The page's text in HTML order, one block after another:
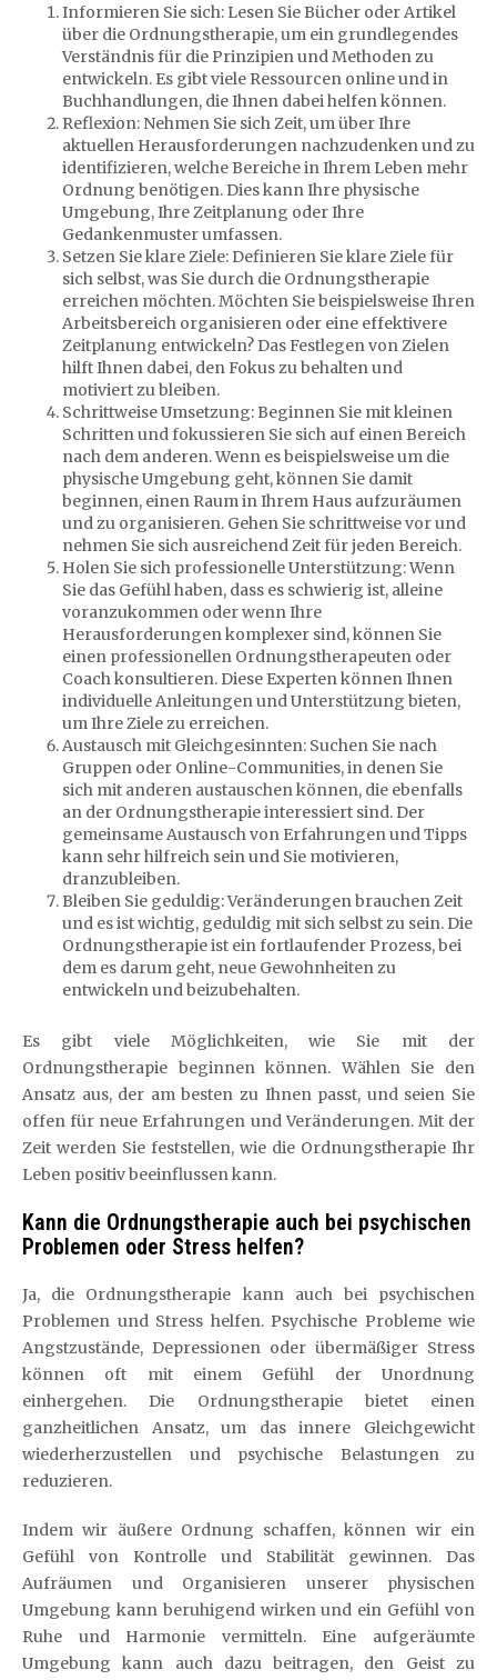
Informieren Sie sich: Lesen Sie Bücher oder Artikel
über die Ordnungstherapie, um ein grundlegendes
Verständnis für die Prinzipien und Methoden zu
entwickeln. Es gibt viele Ressourcen online und in
Buchhandlungen, die Ihnen dabei helfen können.
Reflexion: Nehmen Sie sich Zeit, um über Ihre
aktuellen Herausforderungen nachzudenken und zu
identifizieren, welche Bereiche in Ihrem Leben mehr
Ordnung benötigen. Dies kann Ihre physische
Umgebung, Ihre Zeitplanung oder Ihre
Gedankenmuster umfassen.
Setzen Sie klare Ziele: Definieren Sie klare Ziele für
sich selbst, was Sie durch die Ordnungstherapie
erreichen möchten. Möchten Sie beispielsweise Ihren
Arbeitsbereich organisieren oder eine effektivere
Zeitplanung entwickeln? Das Festlegen von Zielen
hilft Ihnen dabei, den Fokus zu behalten und
motiviert zu bleiben.
Schrittweise Umsetzung: Beginnen Sie mit kleinen
Schritten und fokussieren Sie sich auf einen Bereich
nach dem anderen. Wenn es beispielsweise um die
physische Umgebung geht, können Sie damit
beginnen, einen Raum in Ihrem Haus aufzuräumen
und zu organisieren. Gehen Sie schrittweise vor und
nehmen Sie sich ausreichend Zeit für jeden Bereich.
Holen Sie sich professionelle Unterstützung: Wenn
Sie das Gefühl haben, dass es schwierig ist, alleine
voranzukommen oder wenn Ihre
Herausforderungen komplexer sind, können Sie
einen professionellen Ordnungstherapeuten oder
Coach konsultieren. Diese Experten können Ihnen
individuelle Anleitungen und Unterstützung bieten,
um Ihre Ziele zu erreichen.
Austausch mit Gleichgesinnten: Suchen Sie nach
Gruppen oder Online-Communities, in denen Sie
sich mit anderen austauschen können, die ebenfalls
an der Ordnungstherapie interessiert sind. Der
gemeinsame Austausch von Erfahrungen und Tipps
kann sehr hilfreich sein und Sie motivieren,
dranzubleiben.
Bleiben Sie geduldig: Veränderungen brauchen Zeit
und es ist wichtig, geduldig mit sich selbst zu sein. Die
Ordnungstherapie ist ein fortlaufender Prozess, bei
dem es darum geht, neue Gewohnheiten zu
entwickeln und beizubehalten.
Es gibt viele Möglichkeiten, wie Sie mit der
Ordnungstherapie beginnen können. Wählen Sie den
Ansatz aus, der am besten zu Ihnen passt, und seien Sie
offen für neue Erfahrungen und Veränderungen. Mit der
Zeit werden Sie feststellen, wie die Ordnungstherapie Ihr
Leben positiv beeinflussen kann.
Kann die Ordnungstherapie auch bei psychischen
Problemen oder Stress helfen?
Ja, die Ordnungstherapie kann auch bei psychischen
Problemen und Stress helfen. Psychische Probleme wie
Angstzustände, Depressionen oder übermäßiger Stress
können oft mit einem Gefühl der Unordnung
einhergehen. Die Ordnungstherapie bietet einen
ganzheitlichen Ansatz, um das innere Gleichgewicht
wiederherzustellen und psychische Belastungen zu
reduzieren.
Indem wir äußere Ordnung schaffen, können wir ein
Gefühl von Kontrolle und Stabilität gewinnen. Das
Aufräumen und Organisieren unserer physischen
Umgebung kann beruhigend wirken und ein Gefühl von
Ruhe und Harmonie vermitteln. Eine aufgeräumte
Umgebung kann auch dazu beitragen, den Geist zu